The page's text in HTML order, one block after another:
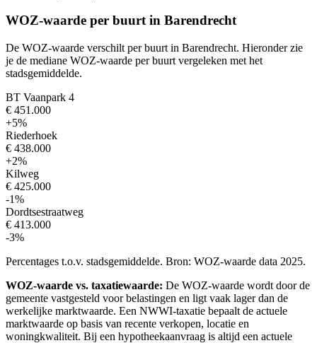
WOZ-waarde per buurt in Barendrecht
De WOZ-waarde verschilt per buurt in Barendrecht. Hieronder zie
je de mediane WOZ-waarde per buurt vergeleken met het
stadsgemiddelde.
BT Vaanpark 4
€ 451.000
+5%
Riederhoek
€ 438.000
+2%
Kilweg
€ 425.000
-1%
Dordtsestraatweg
€ 413.000
-3%
Percentages t.o.v. stadsgemiddelde. Bron: WOZ-waarde data 2025.
WOZ-waarde vs. taxatiewaarde: De WOZ-waarde wordt door de
gemeente vastgesteld voor belastingen en ligt vaak lager dan de
werkelijke marktwaarde. Een NWWI-taxatie bepaalt de actuele
marktwaarde op basis van recente verkopen, locatie en
woningkwaliteit. Bij een hypotheekaanvraag is altijd een actuele